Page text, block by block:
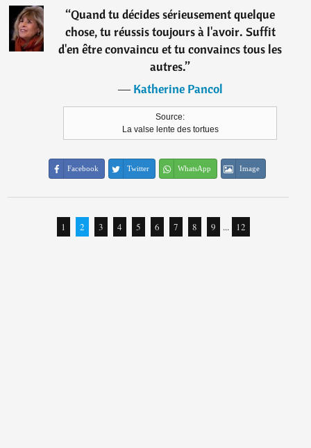
“Quand tu décides sérieusement quelque
chose, tu réussis toujours à l'avoir. Suffit
d'en être convaincu et tu convaincs tous les
autres.”
―Katherine Pancol
Source:
La valse lente des tortues
Facebook Twitter WhatsApp Image
1 2 3 4 5 6 7 8 9 ... 12